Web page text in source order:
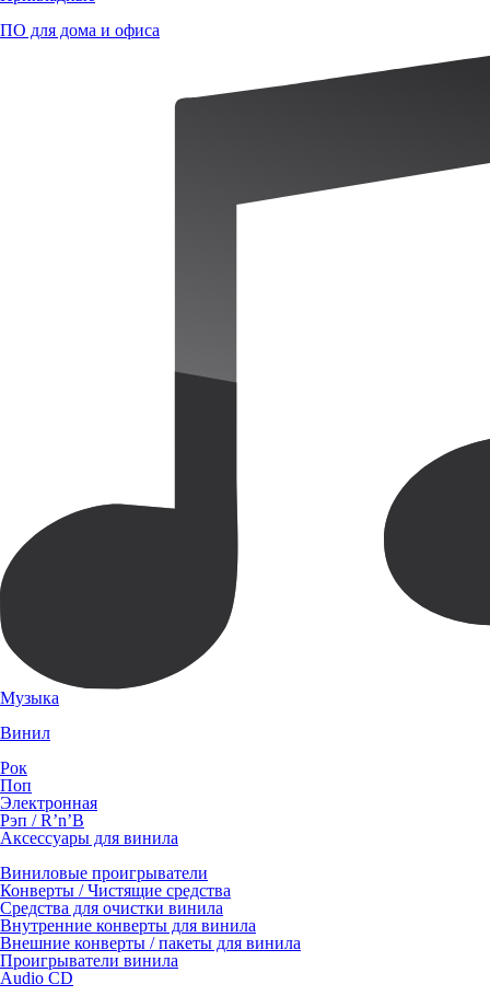
ПО для дома и офиса
Музыка
Винил
Рок
Поп
Электронная
Рэп / R’n’B
Аксессуары для винила
Виниловые проигрыватели
Конверты / Чистящие средства
Средства для очистки винила
Внутренние конверты для винила
Внешние конверты / пакеты для винила
Проигрыватели винила
Audio CD